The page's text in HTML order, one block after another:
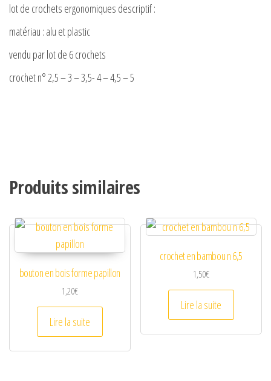
lot de crochets ergonomiques descriptif :
matériau : alu et plastic
vendu par lot de 6 crochets
crochet n° 2,5 – 3 – 3,5- 4 – 4,5 – 5
Produits similaires
bouton en bois forme papillon
1,20€
Lire la suite
crochet en bambou n 6,5
1,50€
Lire la suite